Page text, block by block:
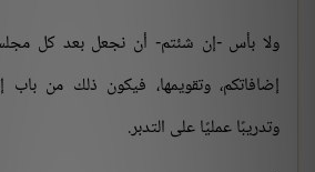
ولا بأس -إن شئتم- أن نجعل بعد كل
إضافاتكم، وتقويمها، فيكون ذلك من باب
وتدريبًا عمليًا على التدبر.